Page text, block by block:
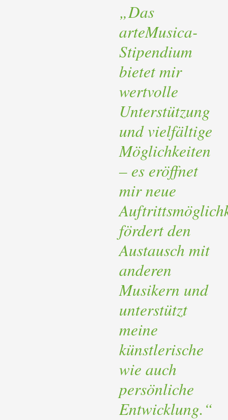
„Das
arteMusica-
Stipendium
bietet mir
wertvolle
Unterstützung
und vielfältige
Möglichkeiten
– es eröffnet
mir neue
fördert den
Austausch mit
anderen
Musikern und
unterstützt
meine
künstlerische
wie auch
persönliche
Entwicklung.“